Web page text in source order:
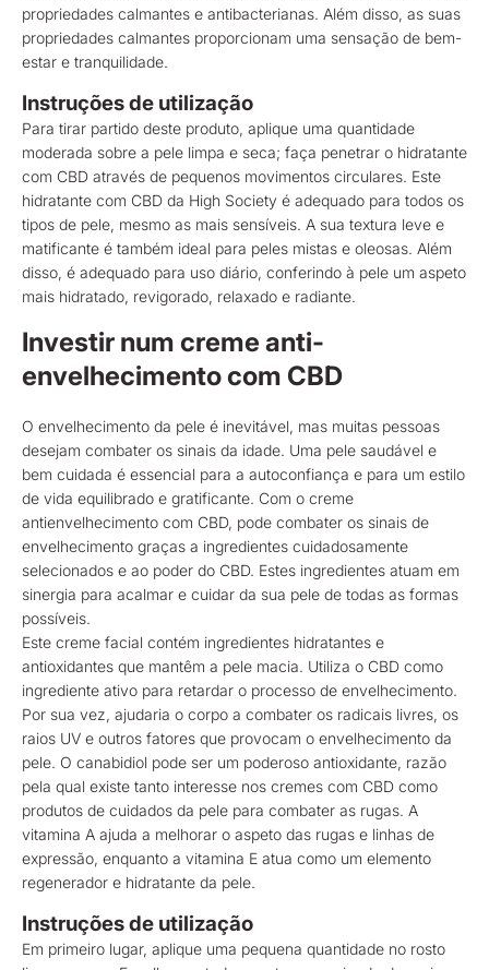
propriedades calmantes e antibacterianas. Além disso, as suas
propriedades calmantes proporcionam uma sensação de bem-
estar e tranquilidade.
Instruções de utilização
Para tirar partido deste produto, aplique uma quantidade
moderada sobre a pele limpa e seca; faça penetrar o hidratante
com CBD através de pequenos movimentos circulares. Este
hidratante com CBD da High Society é adequado para todos os
tipos de pele, mesmo as mais sensíveis. A sua textura leve e
matificante é também ideal para peles mistas e oleosas. Além
disso, é adequado para uso diário, conferindo à pele um aspeto
mais hidratado, revigorado, relaxado e radiante.
Investir num creme anti-
envelhecimento com CBD
O envelhecimento da pele é inevitável, mas muitas pessoas
desejam combater os sinais da idade. Uma pele saudável e
bem cuidada é essencial para a autoconfiança e para um estilo
de vida equilibrado e gratificante. Com o creme
antienvelhecimento com CBD, pode combater os sinais de
envelhecimento graças a ingredientes cuidadosamente
selecionados e ao poder do CBD. Estes ingredientes atuam em
sinergia para acalmar e cuidar da sua pele de todas as formas
possíveis.
Este creme facial contém ingredientes hidratantes e
antioxidantes que mantêm a pele macia. Utiliza o CBD como
ingrediente ativo para retardar o processo de envelhecimento.
Por sua vez, ajudaria o corpo a combater os radicais livres, os
raios UV e outros fatores que provocam o envelhecimento da
pele. O canabidiol pode ser um poderoso antioxidante, razão
pela qual existe tanto interesse nos cremes com CBD como
produtos de cuidados da pele para combater as rugas. A
vitamina A ajuda a melhorar o aspeto das rugas e linhas de
expressão, enquanto a vitamina E atua como um elemento
regenerador e hidratante da pele.
Instruções de utilização
Em primeiro lugar, aplique uma pequena quantidade no rosto